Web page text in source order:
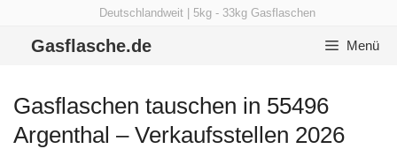
Deutschlandweit | 5kg - 33kg Gasflaschen
Gasflasche.de Menü
Gasflaschen tauschen in 55496
Argenthal – Verkaufsstellen 2026